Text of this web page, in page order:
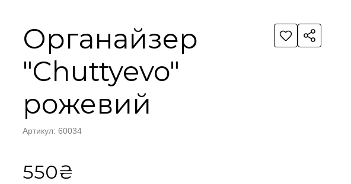
Органайзер
"Chuttyevo"
рожевий
Артикул: 60034
550₴